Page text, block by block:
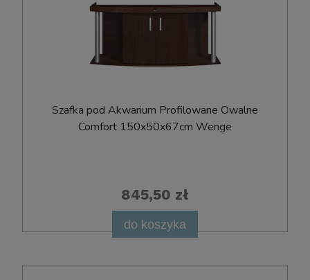
Szafka pod Akwarium Profilowane Owalne
Comfort 150x50x67cm Wenge
845,50 zł
do koszyka